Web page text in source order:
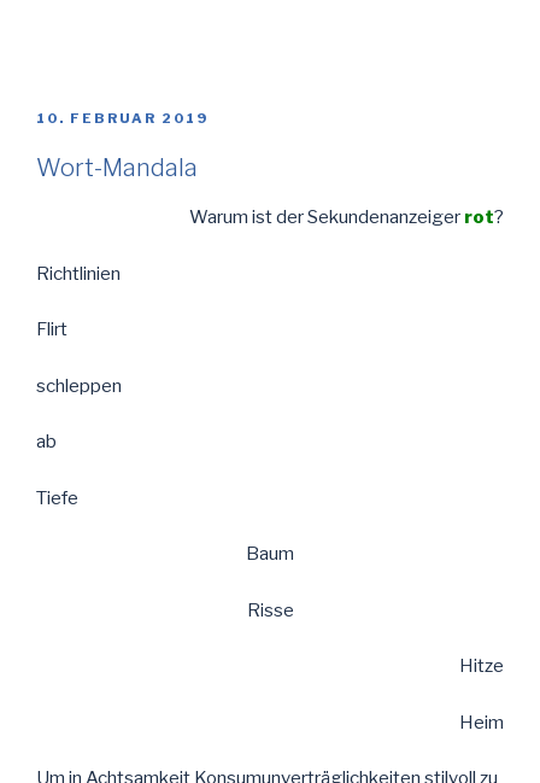
VERÖFFENTLICHT
10. FEBRUAR 2019
Wort-Mandala
Warum ist der Sekundenanzeiger rot?
Richtlinien
Flirt
schleppen
ab
Tiefe
Baum
Risse
Hitze
Heim
Um in Achtsamkeit Konsumunverträglichkeiten stilvoll zu